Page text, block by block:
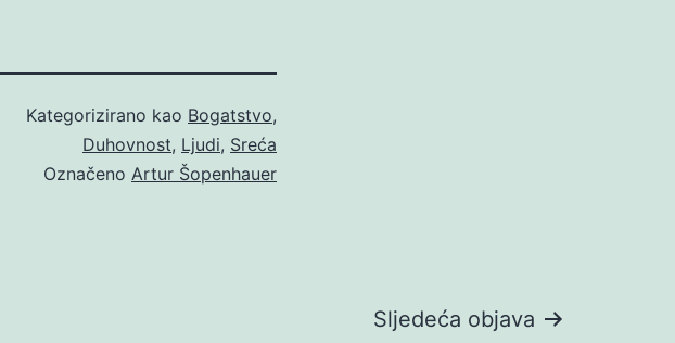
Kategorizirano kao Bogatstvo,
Duhovnost, Ljudi, Sreća
Označeno Artur Šopenhauer
Sljedeća objava